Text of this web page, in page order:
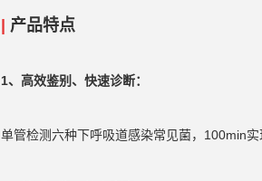
产品特点
1、 高效鉴别、快速诊断：
单管检测六种下呼吸道感染常见菌，100min实